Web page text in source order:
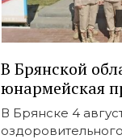
В Брянской
юнармейская
В Брянске 4